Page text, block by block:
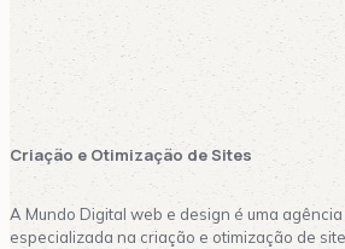
Criação e Otimização de Sites
A Mundo Digital web e design é uma agência
especializada na criação e otimização de